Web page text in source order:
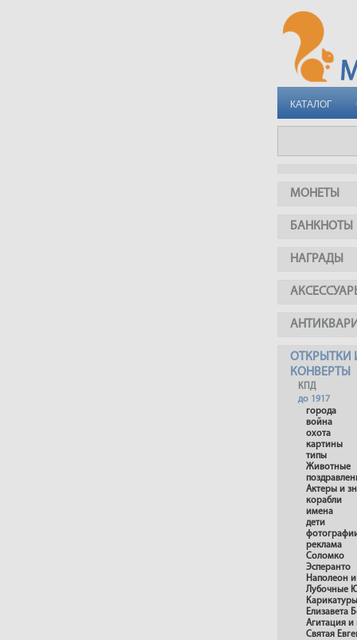
КАТАЛОГ
МОНЕТЫ
БАНКНОТЫ
НАГРАДЫ
ОТКРЫТКИ
КОНВЕРТЫ
КПД
до 1917
города
война
охота
картины
типы
Животные
Актеры и
корабли
имена
дети
реклама
Соломко
Эсперанто
Наполеон и
Лубочные
Карикатуры
Елизавета
Агитация и
Святая